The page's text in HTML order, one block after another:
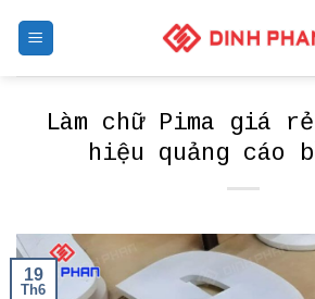
Làm chữ Pima giá
hiệu quảng cáo
19
Th6